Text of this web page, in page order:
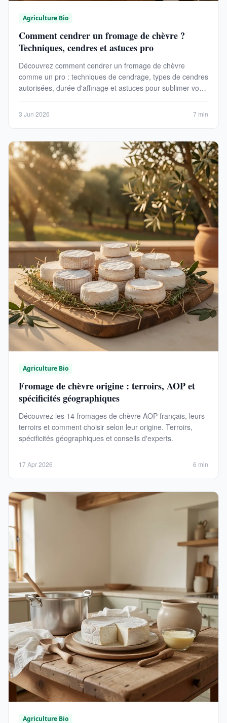
Agriculture Bio
Comment cendrer un fromage de chèvre ?
Techniques, cendres et astuces pro
Découvrez comment cendrer un fromage de chèvre
comme un pro : techniques de cendrage, types de cendres
autorisées, durée d'affinage et astuces pour sublimer vos
3 Jun 2026 7 min
Agriculture Bio
Fromage de chèvre origine : terroirs, AOP et
spécificités géographiques
Découvrez les 14 fromages de chèvre AOP français, leurs
terroirs et comment choisir selon leur origine. Terroirs,
spécificités géographiques et conseils d'experts.
17 Apr 2026 6 min
Agriculture Bio